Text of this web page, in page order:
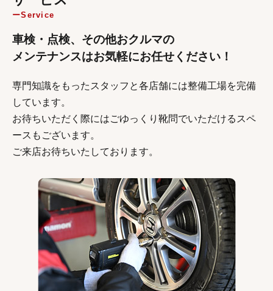
Service
車検・点検、その他おクルマの
メンテナンスはお気軽にお任せください！
専門知識をもったスタッフと各店舗には整備工場を完備
しています。
お待ちいただく際にはごゆっくり靴問でいただけるスペ
ースもございます。
ご来店お待ちいたしております。